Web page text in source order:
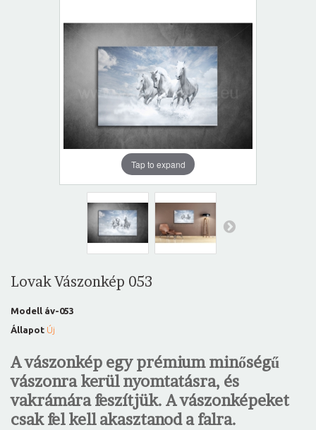
Tap to expand
Lovak Vászonkép 053
Modell áv-053
Állapot Új
A vászonkép egy prémium minőségű
vászonra kerül nyomtatásra, és
vakrámára feszítjük. A vászonképeket
csak fel kell akasztanod a falra.